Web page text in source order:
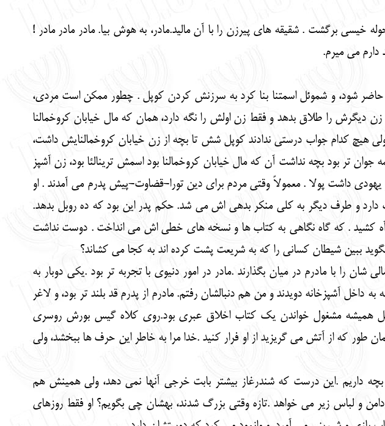
برگشت . شقیقه های پیرزن را با آن مالید.مادر، به هوش بیا. مادر مادر مادر !
دارم می میرم.
حاضر شود، و شموئل اسمتنا بنا کرد به سرزنش کردن کوپل . چطور ممکن است مردی،
را طلاق بدهد و فقط زن اولش را نگه دارد، همان که مال خیابان کروخمالنا
ولی هیچ کدام جواب درستی ندادند کوپل شش تا بچه از زن خیابان کروخمالنایش داشت،
تر بود بچه نداشت آن که مال خیابان کروخمالنا بود اسمش ترینالئا بود، زن آشپز
داشت پولا . معمولاً وقتی مردم برای دین تورا-قضاوت-پیش پدرم می آمدند . او
و طرف دیگر به کلی منکر بدهی اش می شد. حکم پدر این بود که ده روبل بدهد.
کشید . که گاه نگاهی به کتاب ها و نسخه های خطی اش می انداخت . دوست نداشت
ببین شیطان کسانی را که به شریعت پشت کرده اند به کجا می کشاند؟
را با مادرم در میان بگذارند .مادر در امور دنیوی با تجربه تر بود .یکی دوبار به
داخل آشپزخانه دویدند و من هم دنبالشان رفتم. مادرم از پدرم قد بلند تر بود، و لاغر
همیشه مشغول خواندن یک کتاب اخلاق عبری بود.روی کلاه گیس بورش روسری
که از آتش می گریزید از او فرار کنید .خدا مرا به خاطر این حرف ها ببخشد، ولی
داریم .این درست که شندرغاز بیشتر بابت خرجی آنها نمی دهد، ولی همینش هم
و لباس زیر می خواهد .تازه وقتی بزرگ شدند، بهشان چی بگویم؟ او فقط روزهای